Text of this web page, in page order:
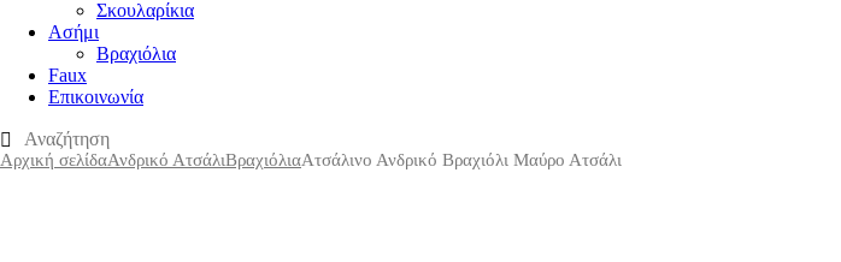
Σκουλαρίκια
Ασήμι
Βραχιόλια
Faux
Επικοινωνία
Αρχική σελίδαΑνδρικό ΑτσάλιΒραχιόλιαΑτσάλινο Ανδρικό Βραχιόλι Μαύρο Ατσάλι